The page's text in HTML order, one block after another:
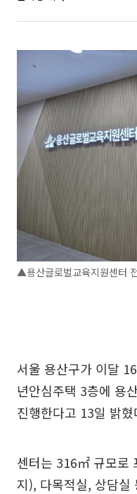
▲용산글로벌교육지원센터
서울 용산구가 이달
년안심주택 3층에 용
진행한다고 13일 밝혔
센터는 316㎡ 규모로
지), 다목적실, 상담실